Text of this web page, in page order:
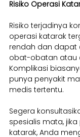
Risiko Operasi
Risiko terjadinya
operasi katarak
rendah dan dapat
obat-obatan atau
Komplikasi
punya penyakit
medis tertentu.
Segera
spesialis mata,
katarak, Anda